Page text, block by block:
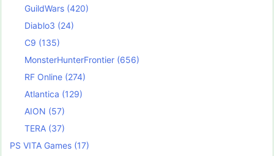
GuildWars (420)
Diablo3 (24)
C9 (135)
MonsterHunterFrontier (656)
RF Online (274)
Atlantica (129)
AION (57)
TERA (37)
PS VITA Games (17)